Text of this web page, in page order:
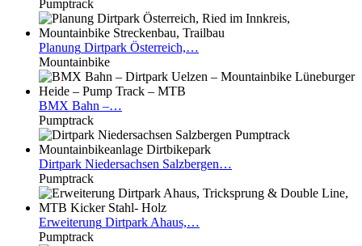
Pumptrack
Planung Dirtpark Österreich,…
Mountainbike
BMX Bahn –…
Pumptrack
Dirtpark Niedersachsen Salzbergen…
Pumptrack
Erweiterung Dirtpark Ahaus,…
Pumptrack